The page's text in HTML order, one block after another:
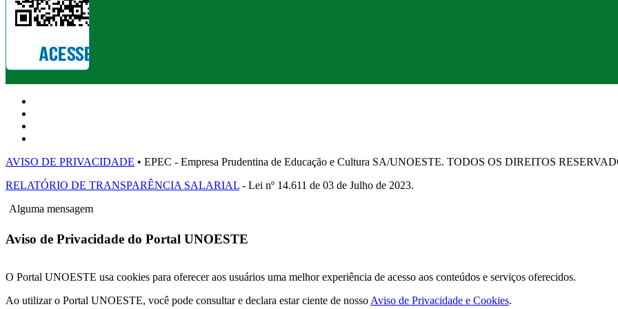
AVISO DE PRIVACIDADE • EPEC - Empresa Prudentina de Educação e Cultura SA/UNOESTE. TODOS OS DIREITOS
RELATÓRIO DE TRANSPARÊNCIA SALARIAL - Lei nº 14.611 de 03 de Julho de 2023.
Alguma mensagem
Aviso de Privacidade do Portal UNOESTE
O Portal UNOESTE usa cookies para oferecer aos usuários uma melhor experiência de acesso aos conteúdos e serviços oferecidos.
Ao utilizar o Portal UNOESTE, você pode consultar e declara estar ciente de nosso Aviso de Privacidade e Cookies.